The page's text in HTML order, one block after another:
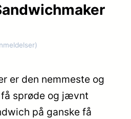
er den nemmeste og
sprøde og jævnt
på ganske få